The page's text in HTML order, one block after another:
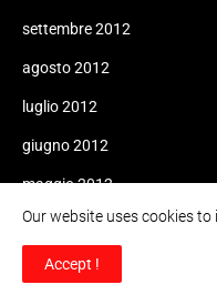
settembre 2012
agosto 2012
luglio 2012
giugno 2012
maggio 2012
aprile 2012
marzo 2012
Our website uses cookies to
Accept !